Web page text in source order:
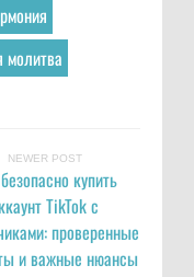
молитва
NEWER POST
купить
TikTok с
проверенные
и важные нюансы